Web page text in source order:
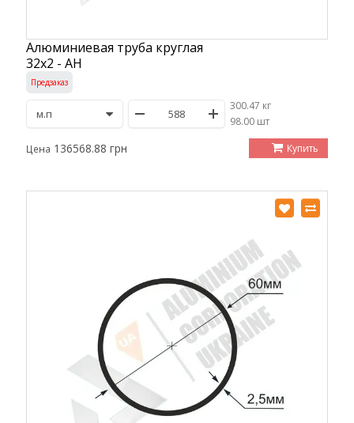
Алюминиевая труба круглая
32х2 - АН
Предзаказ
300.47 кг
/98.00 шт
Цена 136568.88 грн Купить